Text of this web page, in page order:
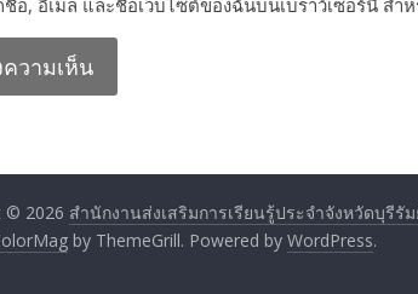
อ, อีเมล และชื่อเว็บไซต์ของฉันบนเบราว์เซอร์นี้ สำ
© 2026 สำนักงานส่งเสริมการเรียนรู้ประจำจังหวัดบุรีรัม
by ThemeGrill. Powered by WordPress.